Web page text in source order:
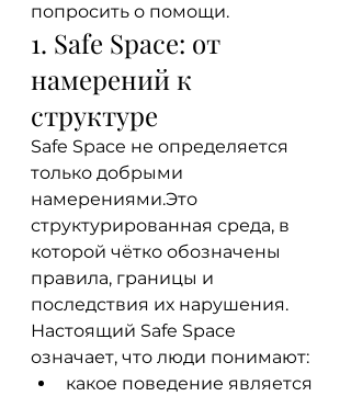
попросить о помощи.
1. Safe Space: от
намерений к
структуре
Safe Space не определяется
только добрыми
намерениями.Это
структурированная среда, в
которой чётко обозначены
правила, границы и
последствия их нарушения.
Настоящий Safe Space
означает, что люди понимают:
какое поведение является